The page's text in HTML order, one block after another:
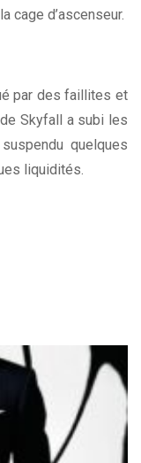
cage d’ascenseur.
par des faillites et
Skyfall a subi les
quelques
liquidités.